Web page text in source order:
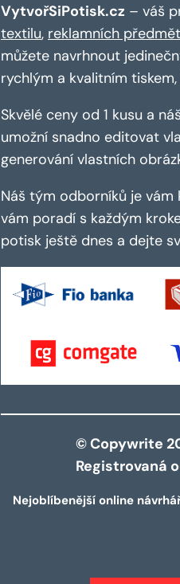
VytvořSiPotisk.cz – váš
textilu, reklamních
můžete navrhnout
rychlým a kvalitním
Skvělé ceny od 1 kusu a
umožní snadno editovat
generování vlastních
Náš tým odborníků je vám
vám poradí s každým
potisk ještě dnes a dejte
© Copywrite
Registrovaná
Nejoblíbenější online